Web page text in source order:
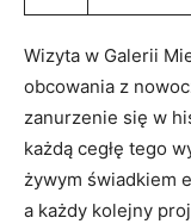
Wizyta w Galerii
obcowania z
zanurzenie się w
każdą ‌cegłę tego
żywym świadkiem
a każdy kolejny